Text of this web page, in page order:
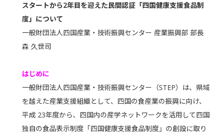
スタートから2年目を迎えた民間認証「四国健康支援食品制
度」について
一般財団法人四国産業・技術振興センター 産業振興部 部長
森 久世司
はじめに
一般財団法人四国産業・技術振興センター（STEP）は、県域
を越えた産業支援組織として、四国の食産業の振興に向け、
平成 23年度から、四国内の産学ネットワークを活用して四国
独自の食品表示制度「四国健康支援食品制度」の創設に取り